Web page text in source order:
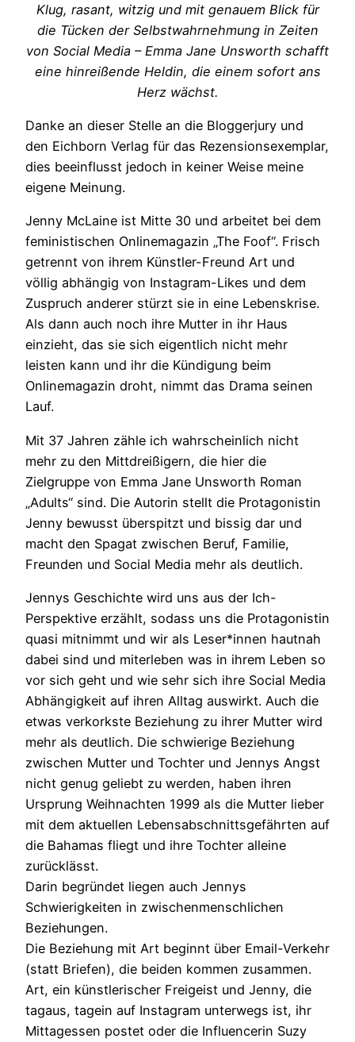
Klug, rasant, witzig und mit genauem Blick für
die Tücken der Selbstwahrnehmung in Zeiten
von Social Media – Emma Jane Unsworth schafft
eine hinreißende Heldin, die einem sofort ans
Herz wächst.
Danke an dieser Stelle an die Bloggerjury und
den Eichborn Verlag für das Rezensionsexemplar,
dies beeinflusst jedoch in keiner Weise meine
eigene Meinung.
Jenny McLaine ist Mitte 30 und arbeitet bei dem
feministischen Onlinemagazin „The Foof“. Frisch
getrennt von ihrem Künstler-Freund Art und
völlig abhängig von Instagram-Likes und dem
Zuspruch anderer stürzt sie in eine Lebenskrise.
Als dann auch noch ihre Mutter in ihr Haus
einzieht, das sie sich eigentlich nicht mehr
leisten kann und ihr die Kündigung beim
Onlinemagazin droht, nimmt das Drama seinen
Lauf.
Mit 37 Jahren zähle ich wahrscheinlich nicht
mehr zu den Mittdreißigern, die hier die
Zielgruppe von Emma Jane Unsworth Roman
„Adults“ sind. Die Autorin stellt die Protagonistin
Jenny bewusst überspitzt und bissig dar und
macht den Spagat zwischen Beruf, Familie,
Freunden und Social Media mehr als deutlich.
Jennys Geschichte wird uns aus der Ich-
Perspektive erzählt, sodass uns die Protagonistin
quasi mitnimmt und wir als Leser*innen hautnah
dabei sind und miterleben was in ihrem Leben so
vor sich geht und wie sehr sich ihre Social Media
Abhängigkeit auf ihren Alltag auswirkt. Auch die
etwas verkorkste Beziehung zu ihrer Mutter wird
mehr als deutlich. Die schwierige Beziehung
zwischen Mutter und Tochter und Jennys Angst
nicht genug geliebt zu werden, haben ihren
Ursprung Weihnachten 1999 als die Mutter lieber
mit dem aktuellen Lebensabschnittsgefährten auf
die Bahamas fliegt und ihre Tochter alleine
zurücklässt.
Darin begründet liegen auch Jennys
Schwierigkeiten in zwischenmenschlichen
Beziehungen.
Die Beziehung mit Art beginnt über Email-Verkehr
(statt Briefen), die beiden kommen zusammen.
Art, ein künstlerischer Freigeist und Jenny, die
tagaus, tagein auf Instagram unterwegs ist, ihr
Mittagessen postet oder die Influencerin Suzy